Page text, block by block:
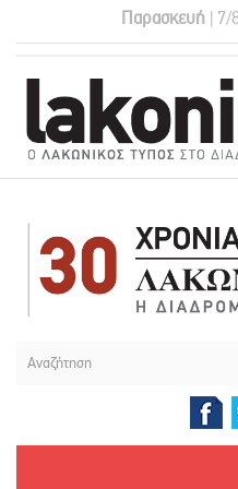
Παρασκευή | 7/